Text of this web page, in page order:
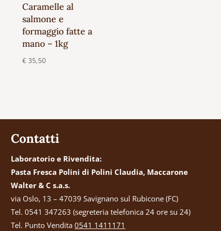
Caramelle al
salmone e
formaggio fatte a
mano – 1kg
€35,50
Contatti
Laboratorio e Rivendita:
Pasta Fresca Polini di Polini Claudia, Maccarone
Walter & C s.a.s.
via Oslo, 13 – 47039 Savignano sul Rubicone (FC)
Tel. 0541 347263 (segreteria telefonica 24 ore su 24)
Tel. Punto Vendita0541 1411171